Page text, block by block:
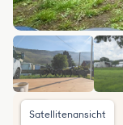
Satellitenansicht